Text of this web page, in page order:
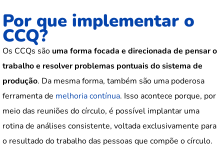
Por que implementar o
CCQ?
Os CCQs são uma forma focada e direcionada de pensar o
trabalho e resolver problemas pontuais do sistema de
produção. Da mesma forma, também são uma poderosa
ferramenta de melhoria contínua. Isso acontece porque, por
meio das reuniões do círculo, é possível implantar uma
rotina de análises consistente, voltada exclusivamente para
o resultado do trabalho das pessoas que compõe o círculo.